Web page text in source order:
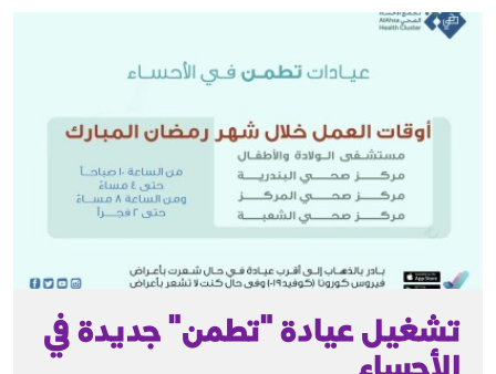
تشغيل عيادة "تطمن" جديدة في
الأحساء